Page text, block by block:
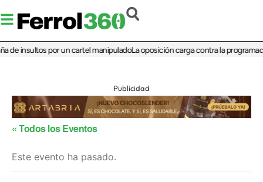
de insultos por un cartel manipuladoLa oposición carga contra la
Publicidad
« Todos los Eventos
Este evento ha pasado.